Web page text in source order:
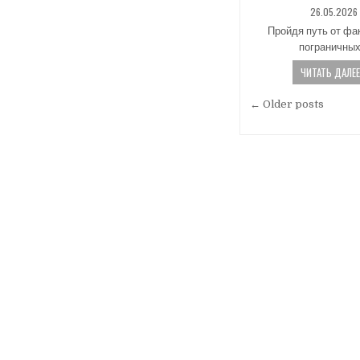
PUBLISHED
DATE:
26.05.2026
Пройдя путь от
ЧИТАТЬ
Навигация
← Older posts